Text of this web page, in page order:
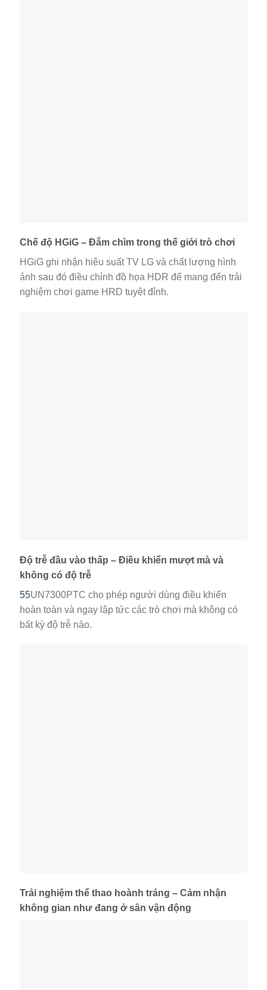
Chế độ HGiG – Đắm chìm trong thế giới trò chơi
HGiG ghi nhận hiệu suất TV LG và chất lượng hình
ảnh sau đó điều chỉnh đồ họa HDR để mang đến trải
nghiệm chơi game HRD tuyệt đỉnh.
Độ trễ đầu vào thấp – Điều khiển mượt mà và
không có độ trễ
55UN7300PTC cho phép người dùng điều khiển
hoàn toàn và ngay lập tức các trò chơi mà không có
bất kỳ độ trễ nào.
Trải nghiệm thể thao hoành tráng – Cảm nhận
không gian như đang ở sân vận động